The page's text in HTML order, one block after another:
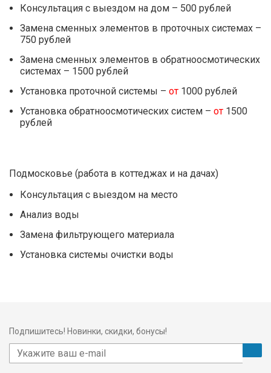
Консультация с выездом на дом – 500 рублей
Замена сменных элементов в проточных системах –
750 рублей
Замена сменных элементов в обратноосмотических
системах – 1500 рублей
Установка проточной системы – от 1000 рублей
Установка обратноосмотических систем – от 1500
рублей
Подмосковье (работа в коттеджах и на дачах)
Консультация с выездом на место
Анализ воды
Замена фильтрующего материала
Установка системы очистки воды
Подпишитесь! Новинки, скидки, бонусы!